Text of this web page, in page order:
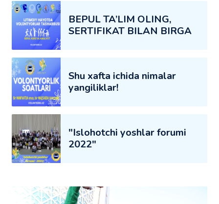
BEPUL TA’LIM OLING,
SERTIFIKAT BILAN BIRGA
Shu xafta ichida nimalar
yangiliklar!
"Islohotchi yoshlar forumi
2022"